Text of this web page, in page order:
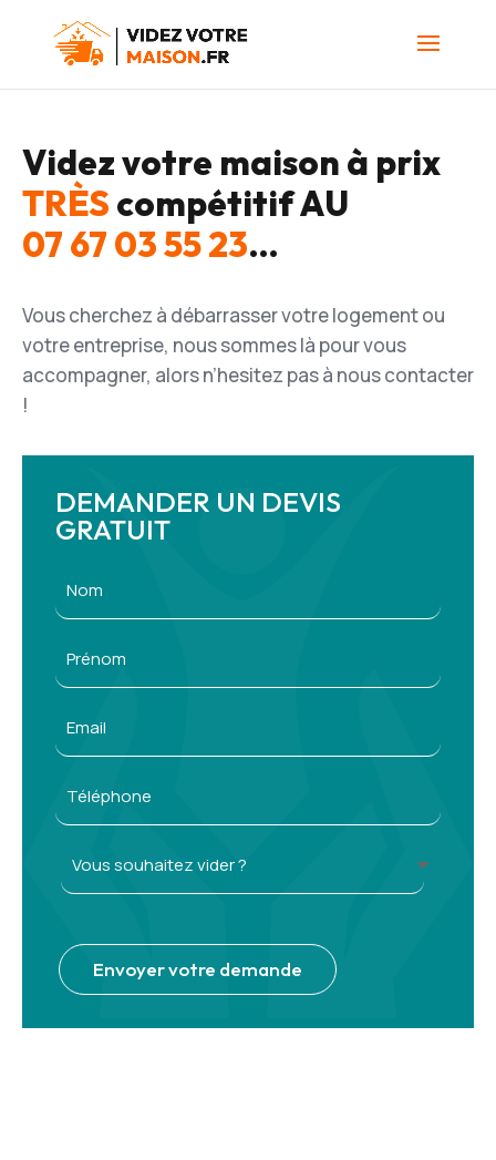
Videz votre maison à prix
TRÈS compétitif AU
07 67 03 55 23…
Vous cherchez à débarrasser votre logement ou
votre entreprise, nous sommes là pour vous
accompagner, alors n’hesitez pas à nous contacter
!
DEMANDER UN DEVIS
GRATUIT
Envoyer votre demande